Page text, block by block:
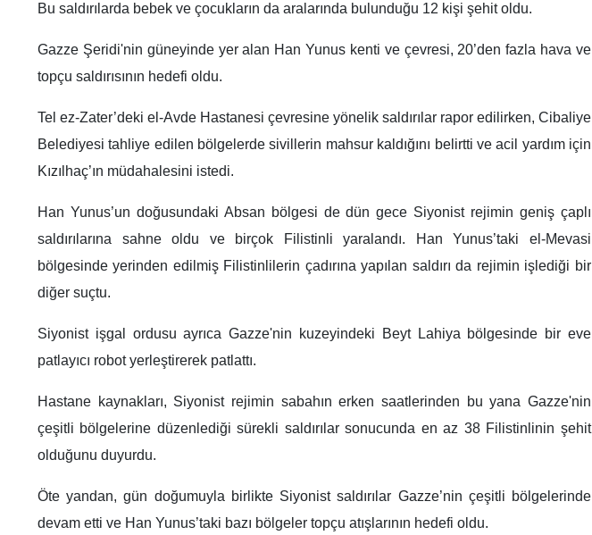
Bu saldırılarda bebek ve çocukların da aralarında bulunduğu 12 kişi şehit oldu.
Gazze Şeridi'nin güneyinde yer alan Han Yunus kenti ve çevresi, 20’den fazla hava ve
topçu saldırısının hedefi oldu.
Tel ez-Zater’deki el-Avde Hastanesi çevresine yönelik saldırılar rapor edilirken, Cibaliye
Belediyesi tahliye edilen bölgelerde sivillerin mahsur kaldığını belirtti ve acil yardım için
Kızılhaç’ın müdahalesini istedi.
Han Yunus’un doğusundaki Absan bölgesi de dün gece Siyonist rejimin geniş çaplı
saldırılarına sahne oldu ve birçok Filistinli yaralandı. Han Yunus’taki el-Mevasi
bölgesinde yerinden edilmiş Filistinlilerin çadırına yapılan saldırı da rejimin işlediği bir
diğer suçtu.
Siyonist işgal ordusu ayrıca Gazze'nin kuzeyindeki Beyt Lahiya bölgesinde bir eve
patlayıcı robot yerleştirerek patlattı.
Hastane kaynakları, Siyonist rejimin sabahın erken saatlerinden bu yana Gazze'nin
çeşitli bölgelerine düzenlediği sürekli saldırılar sonucunda en az 38 Filistinlinin şehit
olduğunu duyurdu.
Öte yandan, gün doğumuyla birlikte Siyonist saldırılar Gazze’nin çeşitli bölgelerinde
devam etti ve Han Yunus’taki bazı bölgeler topçu atışlarının hedefi oldu.